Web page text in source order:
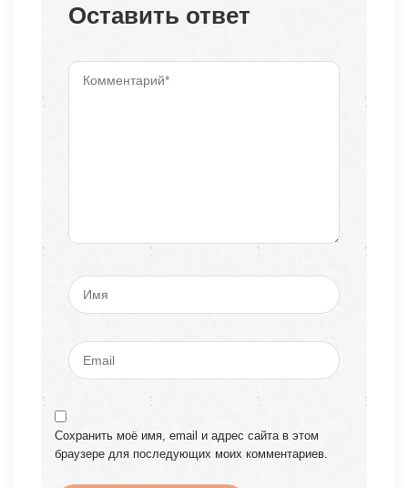
Оставить ответ
Сохранить моё имя, email и адрес сайта в этом
браузере для последующих моих комментариев.